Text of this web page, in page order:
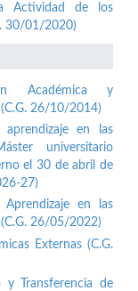
Actividad de los
30/01/2020)
Académica y
26/10/2014)
en las
universitario
el 30 de abril de
27)
en las
26/05/2022)
Externas (C.G.
y Transferencia de